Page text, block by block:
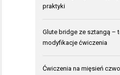
praktyki
Glute bridge ze sztangą –
modyfikacje ćwiczenia
Ćwiczenia na mięsień